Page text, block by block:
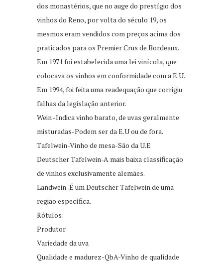
dos monastérios, que no auge do prestígio dos
vinhos do Reno, por volta do século 19, os
mesmos eram vendidos com preços acima dos
praticados para os Premier Crus de Bordeaux.
Em 1971 foi estabelecida uma lei vinícola, que
colocava os vinhos em conformidade com a E.U.
Em 1994, foi feita uma readequação que corrigiu
falhas da legislação anterior.
Wein -Indica vinho barato, de uvas geralmente
misturadas-Podem ser da E.U ou de fora.
Tafelwein-Vinho de mesa-São da U.E
Deutscher Tafelwein-A mais baixa classificação
de vinhos exclusivamente alemães.
Landwein-É um Deutscher Tafelwein de uma
região específica.
Rótulos:
Produtor
Variedade da uva
Qualidade e madurez-QbA-Vinho de qualidade